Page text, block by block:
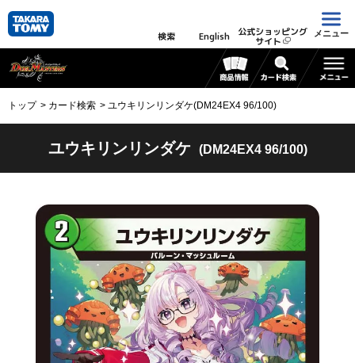
検索 English 公式ショッピング
サイト
メニュー
トップ カード検索 ユウキリンリンダケ(DM24EX4 96/100)
ユウキリンリンダケ (DM24EX4 96/100)